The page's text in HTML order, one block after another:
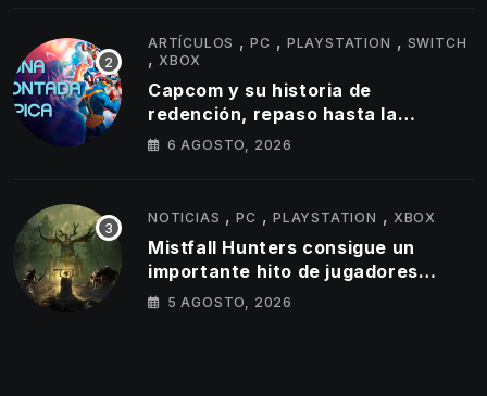
ARTÍCULOS ,PC , PLAYSTATION , SWITCH
, XBOX
Capcom y su historia de
redención, repaso hasta la
actualidad
6 AGOSTO, 2026
NOTICIAS ,PC ,PLAYSTATION , XBOX
Mistfall Hunters consigue un
importante hito de jugadores
simultáneos
5 AGOSTO, 2026